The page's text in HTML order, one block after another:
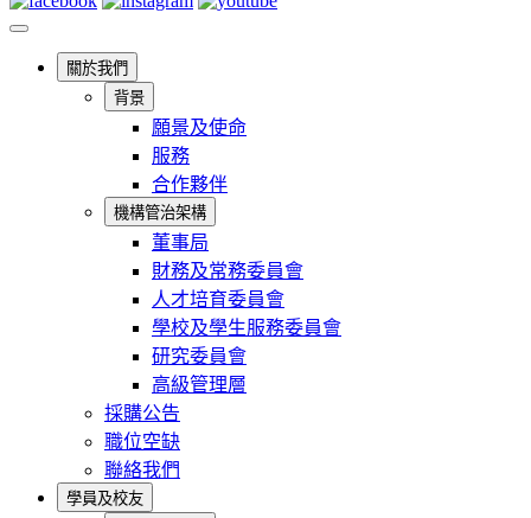
關於我們
背景
願景及使命
服務
合作夥伴
機構管治架構
董事局
財務及常務委員會
人才培育委員會
學校及學生服務委員會
研究委員會
高級管理層
採購公告
職位空缺
聯絡我們
學員及校友